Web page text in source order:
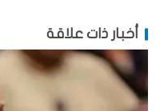
أخبار ذات علاقة